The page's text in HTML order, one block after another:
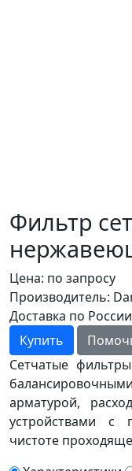
Фильтр
Цена: по запросу
Производитель:
Доставка по
Купить
Cетчатые
арматурой,
устройствами с
чистоте